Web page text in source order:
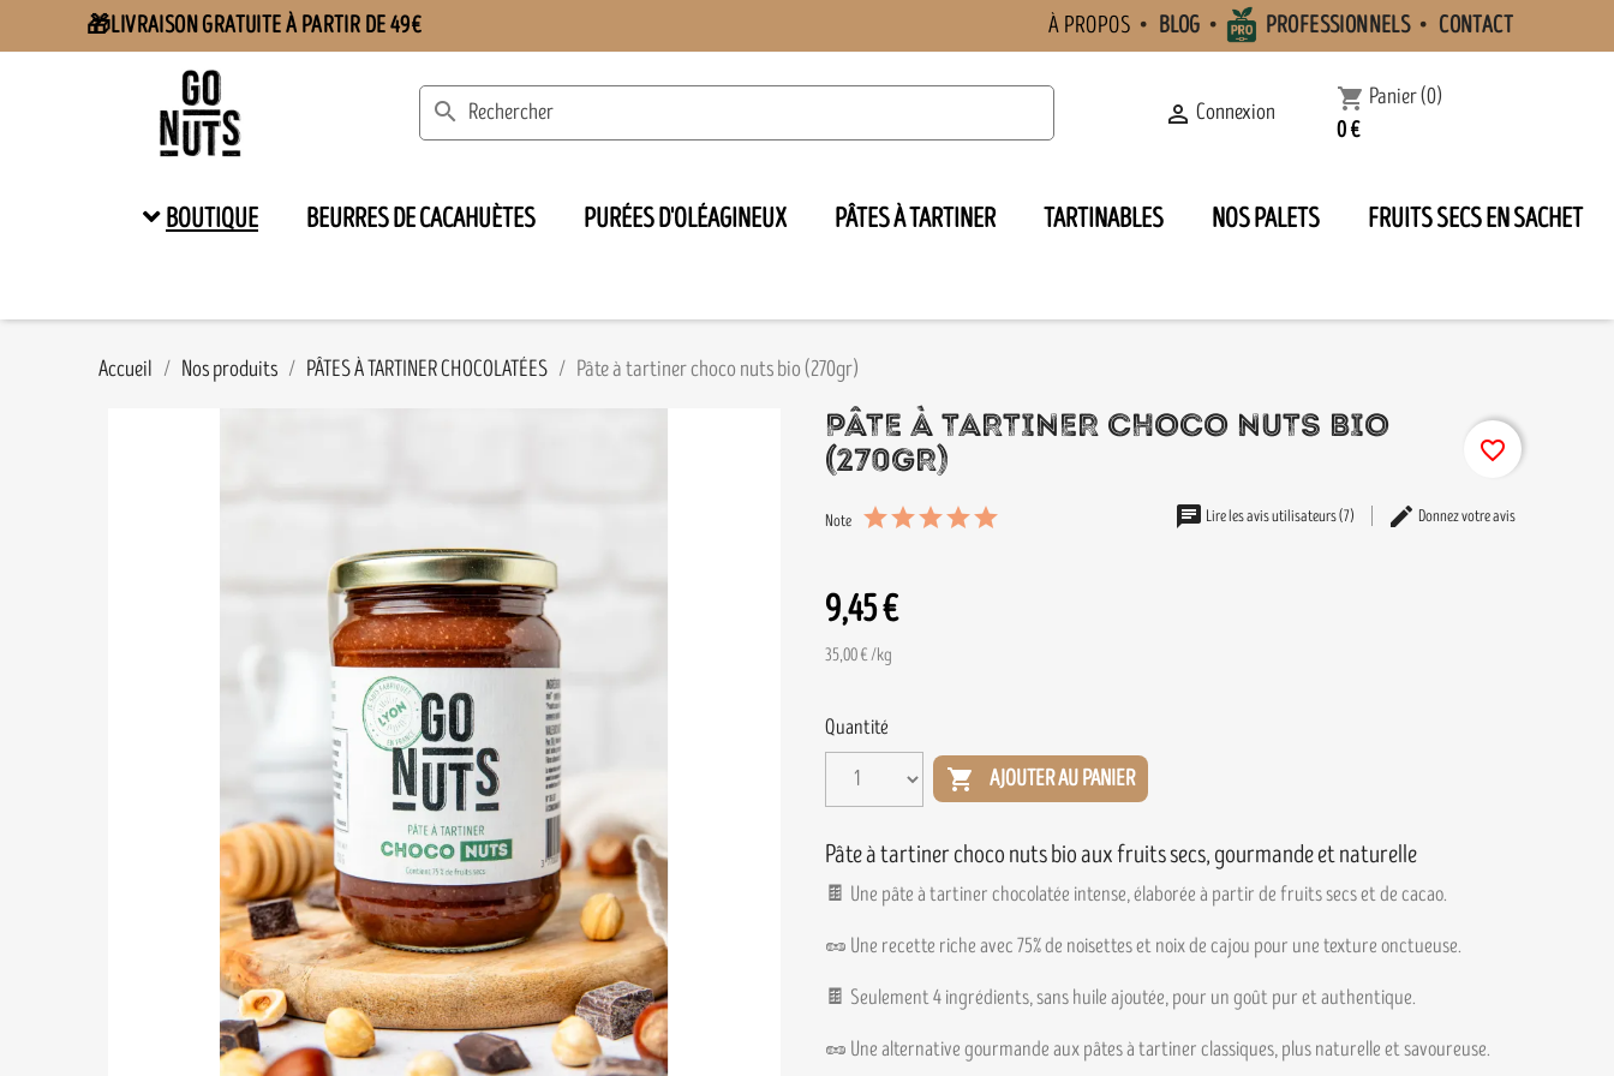
🎁LIVRAISON GRATUITE À PARTIR DE 49€ À PROPOS BLOG PROFESSIONNELS CONTACT
search  Connexion shopping_cart Panier(0)
0 €
BOUTIQUE BEURRES DE CACAHUÈTES PURÉES D'OLÉAGINEUX PÂTES À TARTINER TARTINABLES NOS PALETS FRUITS SECS EN SACHET
Accueil Nos produits PÂTES À TARTINER CHOCOLATÉES Pâte à tartiner choco nuts bio (270gr)
PÂTE À TARTINER CHOCO NUTS BIO
(270GR)
Note Lire les avis utilisateurs (7) Donnez votre avis
9,45 €
35,00 € /kg
Quantité
 AJOUTER AU PANIER
favorite_border
Pâte à tartiner choco nuts bio aux fruits secs, gourmande et naturelle
🍫 Une pâte à tartiner chocolatée intense, élaborée à partir de fruits secs et de cacao.
🥜 Une recette riche avec 75% de noisettes et noix de cajou pour une texture onctueuse.
🍫 Seulement 4 ingrédients, sans huile ajoutée, pour un goût pur et authentique.
🥜 Une alternative gourmande aux pâtes à tartiner classiques, plus naturelle et savoureuse.